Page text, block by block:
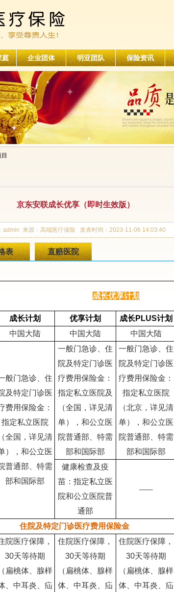
庭 企业团体 明亚团队 保险资讯
京东安联成长优享（即时生效版）
admin 来源：高端医疗保险 发表时间：2023-11-06 14:03:40
表 直赔医院
成长优享计划
成长计划 优享计划 成长PLUS计划
中国大陆 中国大陆 中国大陆
般门急诊、住
及特定门诊医
费用保险金：
指定私立医院
（全国，详见清
），和公立医
普通部、特需
部和国际部
一般门急诊、住
院及特定门诊医
疗费用保险金：
指定私立医院及
（全国，详见清
单），和公立医
院普通部、特需
部和国际部
一般门急诊、住
院及特定门诊医
疗费用保险金：
指定私立医院
（北京，详见清
单），和公立医
院普通部、特需
部和国际部
健康检查及疫
苗：指定私立医
院和公立医院普
通部
——
住院及特定门诊医疗费用保险金
院医疗保障，
30天等待期
（扁桃体、腺样
、中耳炎、疝
住院医疗保障，
30天等待期
（扁桃体、腺样
体、中耳炎、疝
住院医疗保障，
30天等待期
（扁桃体、腺样
体、中耳炎、疝